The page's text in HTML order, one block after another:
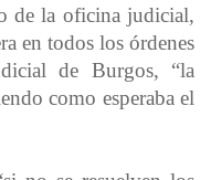
de la oficina judicial,
en todos los órdenes
de Burgos, “la
como esperaba el